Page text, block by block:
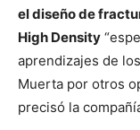
el diseño de
High Density
aprendizajes de
Muerta por otros
precisó la